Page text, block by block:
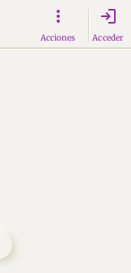
Acciones
login
Acceder